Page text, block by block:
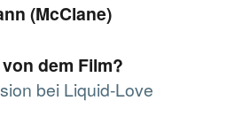
(McClane)
dem Film?
bei Liquid-Love